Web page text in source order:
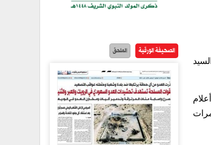
الصحيفة الورقية الملحق